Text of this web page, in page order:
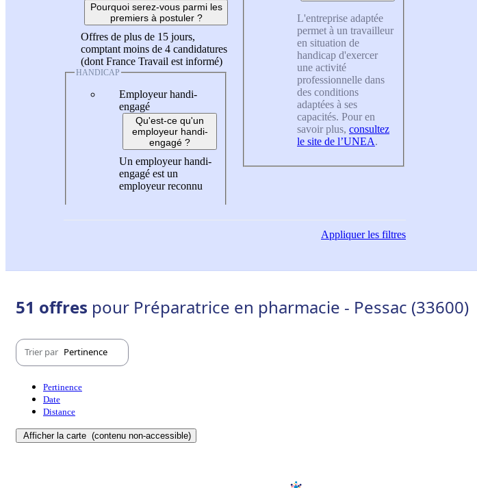
Pourquoi serez-vous parmi les
premiers à postuler ?
Offres de plus de 15 jours,
comptant moins de 4 candidatures
(dont France Travail est informé)
HANDICAP
Employeur handi-
engagé
Qu'est-ce qu'un
employeur handi-
engagé ?
Un employeur handi-
engagé est un
employeur reconnu
L'entreprise adaptée
permet à un travailleur
en situation de
handicap d'exercer
une activité
professionnelle dans
des conditions
adaptées à ses
capacités. Pour en
savoir plus, consultez
le site de l’UNEA.
Appliquerles filtres
51 offres pour Préparatrice en pharmacie - Pessac (33600)
Trier par Pertinence
Pertinence
Date
Distance
Afficher la carte (contenu non-accessible)